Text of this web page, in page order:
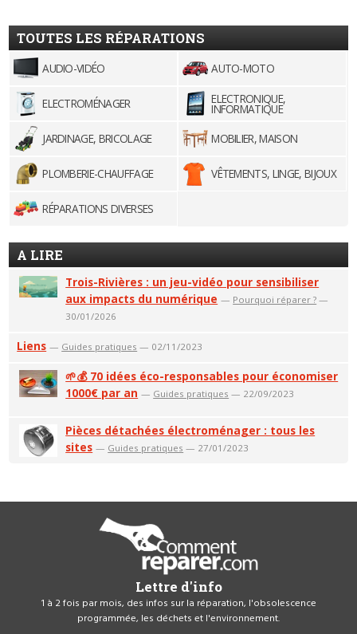
TOUTES LES RÉPARATIONS
AUDIO-VIDÉO AUTO-MOTO
ELECTROMÉNAGER ELECTRONIQUE,
INFORMATIQUE
JARDINAGE, BRICOLAGE
MOBILIER, MAISON
PLOMBERIE-CHAUFFAGE VÊTEMENTS, LINGE, BIJOUX
RÉPARATIONS DIVERSES
A LIRE
Trois-Rivières : un jeu-vidéo pour sensibiliser
aux impacts du numérique — Pourquoi réparer ? —
30/01/2026
Liens — Guides pratiques — 02/11/2023
🌱💰 70 idées éco-responsables pour économiser
1000€ par an — Guides pratiques — 22/09/2023
Pièces détachées électroménager : tous les
sites — Guides pratiques — 27/01/2023
Lettre d'info
1 à 2 fois par mois, des infos sur la réparation, l'obsolescence
programmée, les déchets et l'environnement.